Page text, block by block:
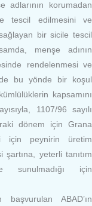
adlarının korumadan
tescil edilmesini ve
bir sicile tescil
menşe adının
rendelenmesi ve
bu yönde bir koşul
kapsamını
1107/96 sayılı
dönem için Grana
için peynirin üretim
yeterli tanıtım
sunulmadığı için
ABAD’ın